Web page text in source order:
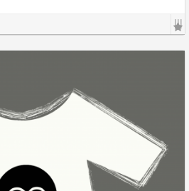
|||